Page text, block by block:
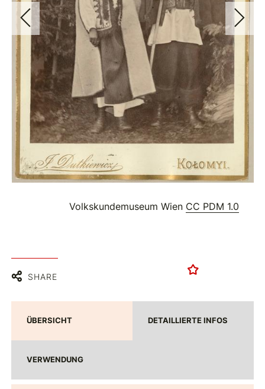
Volkskundemuseum Wien CC PDM 1.0
SHARE
ÜBERSICHT DETAILLIERTE INFOS
VERWENDUNG